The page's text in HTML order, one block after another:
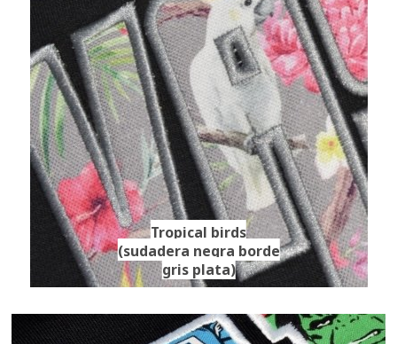
Tropical birds
(sudadera negra borde
gris plata)